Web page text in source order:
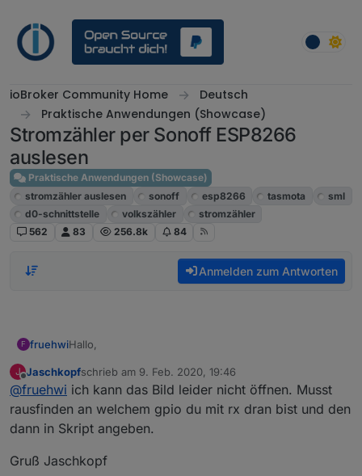
ioBroker Community Home
Deutsch
Praktische Anwendungen (Showcase)
Stromzähler per Sonoff ESP8266
auslesen
Praktische Anwendungen (Showcase)
stromzähler auslesen
sonoff esp8266 tasmota
sml
d0-schnittstelle
volkszähler
stromzähler
562
83 256.8k 84
Anmelden zum Antworten
F fruehwiHallo,
Danke@Jaschkopffür die sehr gute Anleitung. Dank
dieser Anleitung habe ich ATOM zum laufen gebraucht
und hab auch die ersten Sonoff POW R2 geflashed.
Der Sonoff POW R2 funktioniert mit Tasmota sehr gut,
aber leider habe ich das auslesen per SML nicht
hinbekommen.
Ich habe eine BPW40 mit Poti am RX ( natürlich auch
Schaltung im Punkt Singalaufbereitung
angeschlossen. Aber leider bekomme aber leider
J
Offline
Jaschkopfschrieb am 9. Feb. 2020, 19:46
zuletzt editiert von
@fruehwi ich kann das Bild leider nicht öffnen. Musst
rausfinden an welchem gpio du mit rx dran bist und den
dann in Skript angeben.
Gruß Jaschkopf